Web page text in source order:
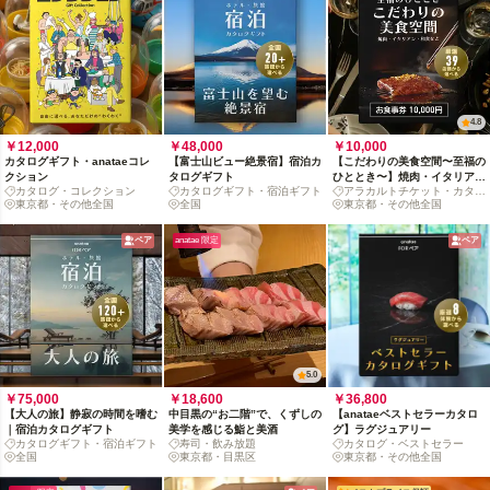
￥12,000
カタログギフト・anataeコレ
クション
カタログ・コレクション
東京都・その他全国
￥48,000
【富士山ビュー絶景宿】宿泊カ
タログギフト
カタログギフト・宿泊ギフト
全国
4.8
￥10,000
【こだわりの美食空間〜至福の
ひととき〜】焼肉・イタリア
ン・和食など、厳選39店舗か
ら選べるお食事券 10,000円
アラカルトチケット・カタロ
グ
東京都・その他全国
ペア
￥75,000
【大人の旅】静寂の時間を嗜む
｜宿泊カタログギフト
カタログギフト・宿泊ギフト
全国
anatae 限定
5.0
￥18,600
中目黒の“お二階”で、くずしの
美学を感じる鮨と美酒
寿司・飲み放題
東京都・目黒区
ペア
￥36,800
【anataeベストセラーカタロ
グ】ラグジュアリー
カタログ・ベストセラー
東京都・その他全国